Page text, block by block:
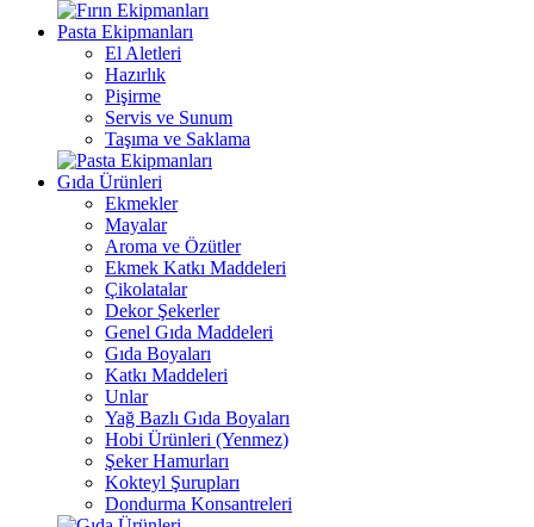
Pasta Ekipmanları
El Aletleri
Hazırlık
Pişirme
Servis ve Sunum
Taşıma ve Saklama
Gıda Ürünleri
Ekmekler
Mayalar
Aroma ve Özütler
Ekmek Katkı Maddeleri
Çikolatalar
Dekor Şekerler
Genel Gıda Maddeleri
Gıda Boyaları
Katkı Maddeleri
Unlar
Yağ Bazlı Gıda Boyaları
Hobi Ürünleri (Yenmez)
Şeker Hamurları
Kokteyl Şurupları
Dondurma Konsantreleri